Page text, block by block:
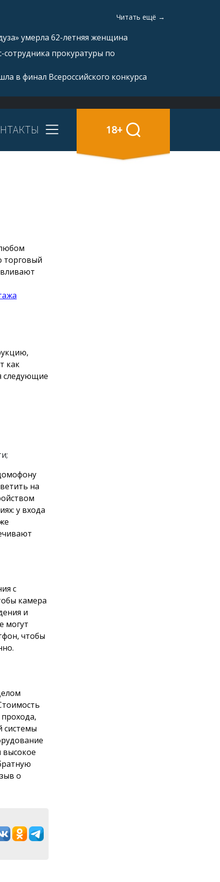
Читать ещё →
умерла 62-летняя женщина
сотрудника прокуратуры по
в финал Всероссийского конкурса
18+
торговый
как
следующие
на
у входа
с
камера
и
могут
чтобы
системы
высокое
о